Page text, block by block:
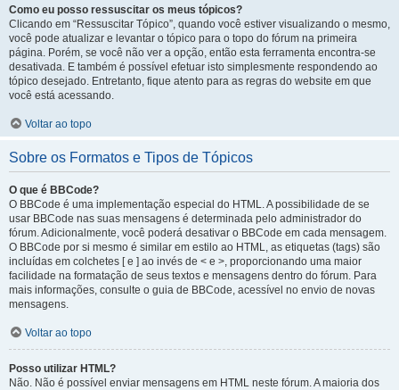
Como eu posso ressuscitar os meus tópicos?
Clicando em “Ressuscitar Tópico”, quando você estiver visualizando o mesmo,
você pode atualizar e levantar o tópico para o topo do fórum na primeira
página. Porém, se você não ver a opção, então esta ferramenta encontra-se
desativada. E também é possível efetuar isto simplesmente respondendo ao
tópico desejado. Entretanto, fique atento para as regras do website em que
você está acessando.
Voltar ao topo
Sobre os Formatos e Tipos de Tópicos
O que é BBCode?
O BBCode é uma implementação especial do HTML. A possibilidade de se
usar BBCode nas suas mensagens é determinada pelo administrador do
fórum. Adicionalmente, você poderá desativar o BBCode em cada mensagem.
O BBCode por si mesmo é similar em estilo ao HTML, as etiquetas (tags) são
incluídas em colchetes [ e ] ao invés de < e >, proporcionando uma maior
facilidade na formatação de seus textos e mensagens dentro do fórum. Para
mais informações, consulte o guia de BBCode, acessível no envio de novas
mensagens.
Voltar ao topo
Posso utilizar HTML?
Não. Não é possível enviar mensagens em HTML neste fórum. A maioria dos